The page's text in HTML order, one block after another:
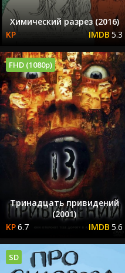
Химический разрез (2016)
5.3
FHD (1080p)
Тринадцать привидений
(2001)
6.7
5.6
SD